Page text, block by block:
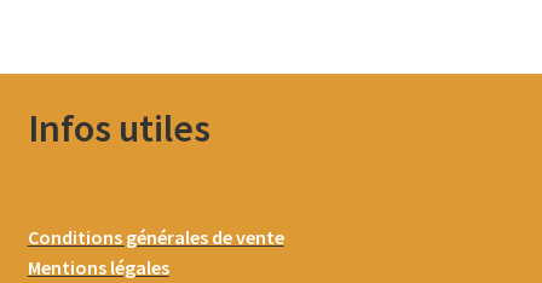
Infos utiles
Conditions générales de vente
Mentions légales